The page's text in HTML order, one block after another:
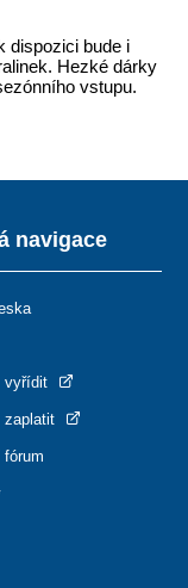
dispozici bude i
Hezké dárky
vstupu.
navigace
vyřídit
zaplatit
fórum